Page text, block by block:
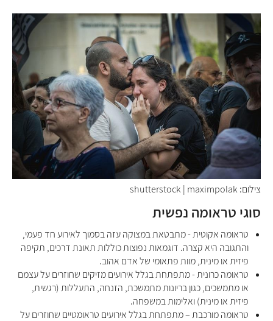
צילום: shutterstock | maximpolak
סוגי טראומה נפשית
טראומה אקוטית - מתבטאת במצוקה עזה בסמוך לאירוע חד פעמי,
והתגובה היא קצרה. דוגמאות נפוצות כוללות תאונת דרכים, תקיפה
פיזית או מינית, מוות פתאומי של אדם אהוב.
טראומה כרונית - מתפתחת בגלל אירועים מזיקים שחוזרים על עצמם
או מתמשכים, כגון בריונות מתמשכת, הזנחה, התעללות (רגשית,
פיזית או מינית) ואלימות במשפחה.
טראומה מורכבת – מתפתחת בגלל אירועים טראומטיים שחוזרים על